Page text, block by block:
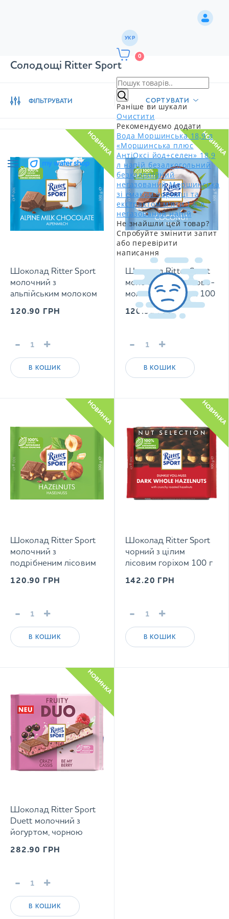
УКР
0
Раніше ви шукали
Очистити
Рекомендуємо додати
Вода Моршинська 18,9 л
«Моршинська плюс
АнтіОксі йод+селен» 18,9
л напій безалкогольний
безкалорійний
негазований Моршинська
зі смаком чорниці та
екстрактом м'яти 1,5 л
негазований напій
Не знайшли цей товар?
Спробуйте змінити запит
або перевірити
написання
Солодощі Ritter Sport
ФІЛЬТРУВАТИ СОРТУВАТИ
Шоколад Ritter Sport
молочний з
альпійським молоком
120.90 ГРН
- +
В КОШИК
НОВИНКА
Шоколад Ritter Sport
молочний з кокосово-
молочним кремом 100
120.90ГРН
- +
В КОШИК
НОВИНКА
Шоколад Ritter Sport
молочний з
подрібненим лісовим
120.90 ГРН
- +
В КОШИК
НОВИНКА
Шоколад Ritter Sport
чорний з цілим
лісовим горіхом 100 г
142.20 ГРН
- +
В КОШИК
НОВИНКА
Шоколад Ritter Sport
Duett молочний з
йогуртом, чорною
та рисовими
282.90 ГРН
- +
В КОШИК
НОВИНКА